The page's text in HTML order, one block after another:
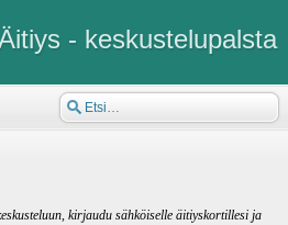
- keskustelupalsta
kirjaudu sähköiselle äitiyskortillesi ja